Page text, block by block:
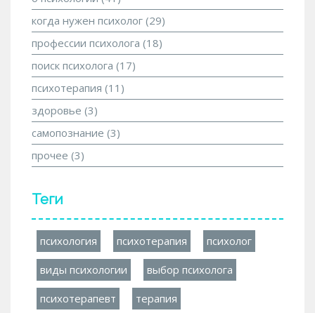
когда нужен психолог (29)
профессии психолога (18)
поиск психолога (17)
психотерапия (11)
здоровье (3)
самопознание (3)
прочее (3)
Теги
психология психотерапия психолог
виды психологии выбор психолога
психотерапевт терапия